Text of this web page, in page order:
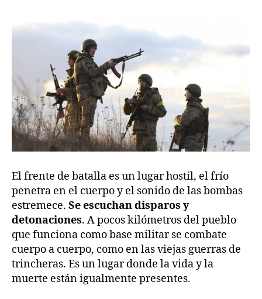
El frente de batalla es un lugar hostil, el frío
penetra en el cuerpo y el sonido de las bombas
estremece. Se escuchan disparos y
detonaciones. A pocos kilómetros del pueblo
que funciona como base militar se combate
cuerpo a cuerpo, como en las viejas guerras de
trincheras. Es un lugar donde la vida y la
muerte están igualmente presentes.